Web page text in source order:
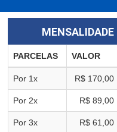
MENSALIDADE
PARCELAS VALOR
Por 1x R$ 170,00
Por 2x R$ 89,00
Por 3x R$ 61,00